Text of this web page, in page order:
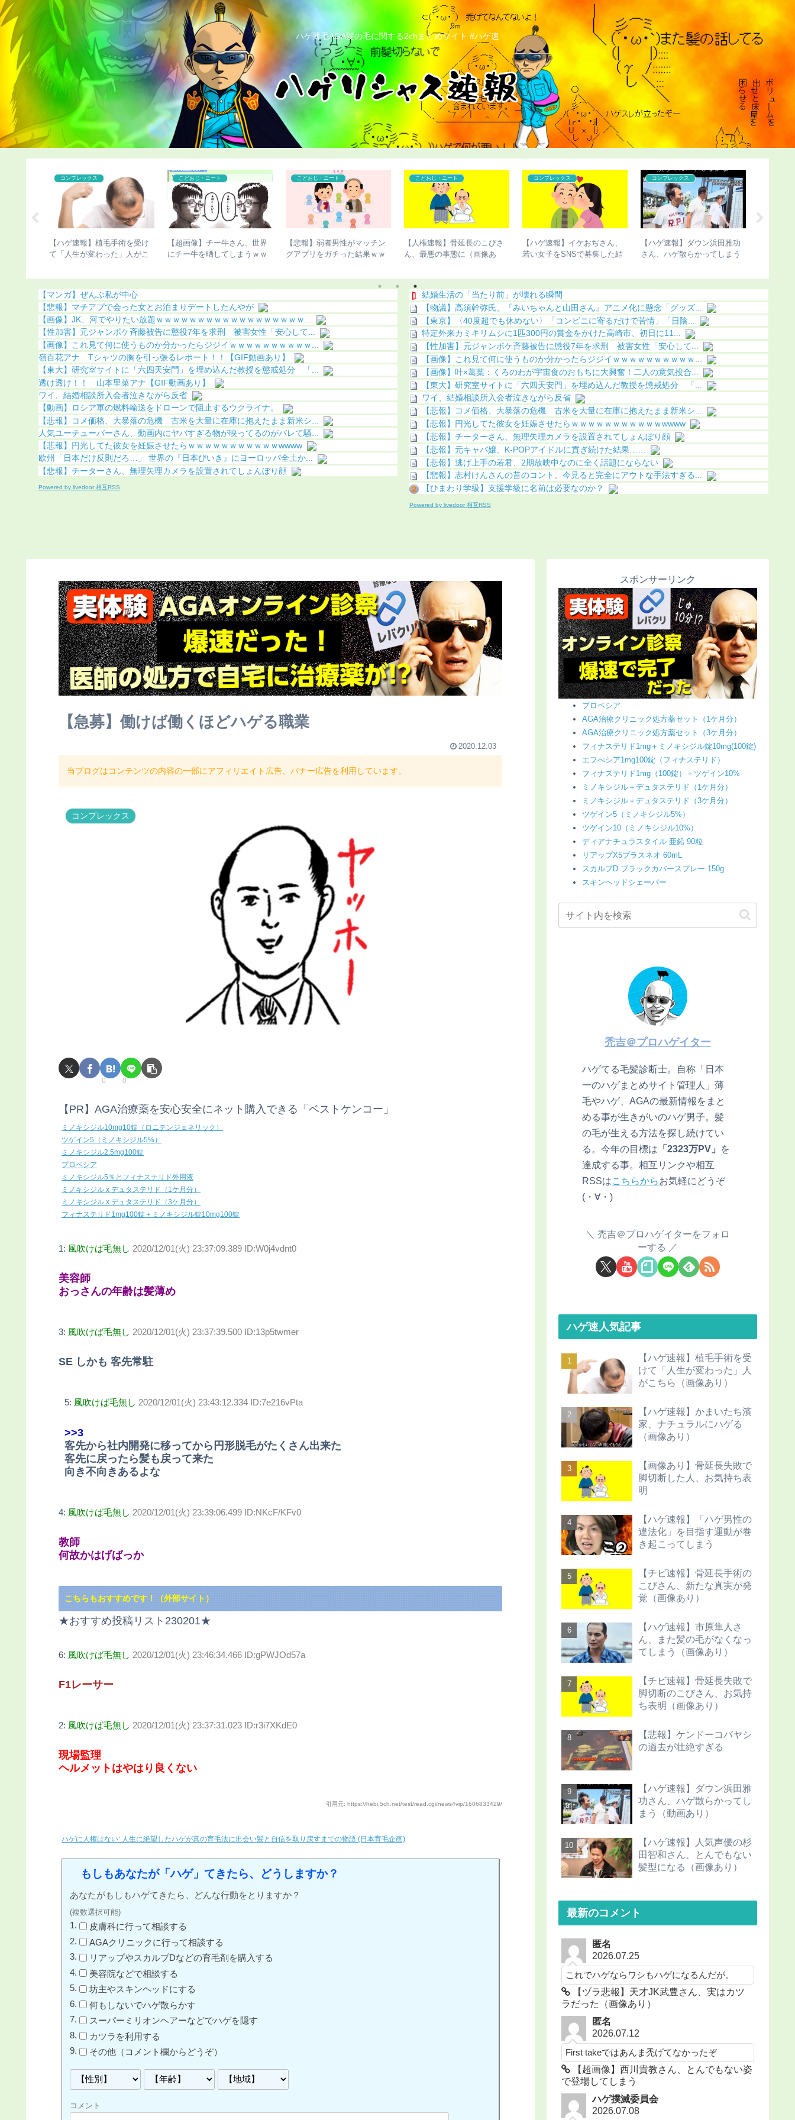
ハゲ薄毛AGA髪の毛に関する2chまとめサイト #ハゲ速
こどおじ・ニート
【チビ速報】骨延長したこび
さんのこの写真（画像あり）
こどおじ・ニート
【チビ速報】骨延長手術のこ
びさん、新たな真実が発覚
こどおじ・ニート
【チビ速報】骨延長失敗で脚
切断のこびさん、お気持ち表
コンプレックス
【ハゲ速報】藤井隆さん、地
味にハゲる（画像あり）
こどおじ・ニート
【ハゲ速報】ハゲたら人生終
了するという現実ｗｗｗ
コンプレックス
【ハゲ速報】「ハゲ男性の違
法化」を目指す運動が巻き起
【マンガ】ぜんぶ私が中心
【悲報】マチアプで会った女とお泊まりデートしたんやが
【画像】JK、河でやりたい放題ｗｗｗｗｗｗｗｗｗｗｗｗｗｗｗｗｗｗ...
【性加害】元ジャンポケ斉藤被告に懲役7年を求刑 被害女性「安心して...
【画像】これ見て何に使うものか分かったらジジイｗｗｗｗｗｗｗｗｗｗ...
嶺百花アナ Tシャツの胸を引っ張るレポート！！【GIF動画あり】
【東大】研究室サイトに「六四天安門」を埋め込んだ教授を懲戒処分 「...
透け透け！！ 山本里菜アナ【GIF動画あり】
ワイ、結婚相談所入会者泣きながら反省
【動画】ロシア軍の燃料輸送をドローンで阻止するウクライナ。
【悲報】コメ価格、大暴落の危機 古米を大量に在庫に抱えたまま新米シ...
人気ユーチューバーさん、動画内にヤバすぎる物が映ってるのがバレて騒...
【悲報】円光してた彼女を妊娠させたらｗｗｗｗｗｗｗｗｗｗｗwwww
欧州「日本だけ反則だろ…」 世界の『日本びいき』にヨーロッパ全土か...
【悲報】チーターさん、無理矢理カメラを設置されてしょんぼり顔
Powered by livedoor 相互RSS
結婚生活の「当たり前」が壊れる瞬間
【物議】高須幹弥氏、『みいちゃんと山田さん』アニメ化に懸念「グッズ...
【東京】〈40度超でも休めない〉「コンビニに寄るだけで苦情」「日陰...
特定外来カミキリムシに1匹300円の賞金をかけた高崎市、初日に11...
【性加害】元ジャンポケ斉藤被告に懲役7年を求刑 被害女性「安心して...
【画像】これ見て何に使うものか分かったらジジイｗｗｗｗｗｗｗｗｗｗ...
【画像】叶×葛葉：くろのわが宇宙食のおもちに大興奮！二人の意気投合...
【東大】研究室サイトに「六四天安門」を埋め込んだ教授を懲戒処分 「...
ワイ、結婚相談所入会者泣きながら反省
【悲報】コメ価格、大暴落の危機 古米を大量に在庫に抱えたまま新米シ...
【悲報】円光してた彼女を妊娠させたらｗｗｗｗｗｗｗｗｗｗｗwwww
【悲報】チーターさん、無理矢理カメラを設置されてしょんぼり顔
【悲報】元キャバ嬢、K-POPアイドルに貢ぎ続けた結果……
【悲報】逃げ上手の若君、2期放映中なのに全く話題にならない
【悲報】志村けんさんの昔のコント、今見ると完全にアウトな手法すぎる...
【ひまわり学級】支援学級に名前は必要なのか？
Powered by livedoor 相互RSS
【急募】働けば働くほどハゲる職業
2020.12.03
当ブログはコンテンツの内容の一部にアフィリエイト広告、バナー広告を利用しています。
コンプレックス
0 0
【PR】AGA治療薬を安心安全にネット購入できる「ベストケンコー」
ミノキシジル10mg10錠（ロニテンジェネリック）
ツゲイン5（ミノキシジル5%）
ミノキシジル2.5mg100錠
プロペシア
ミノキシジル5％とフィナステリド外用液
ミノキシジル x デュタステリド（1ケ月分）
ミノキシジル x デュタステリド（3ケ月分）
フィナステリド1mg100錠＋ミノキシジル錠10mg100錠
1: 風吹けば毛無し 2020/12/01(火) 23:37:09.389 ID:W0j4vdnt0
美容師
おっさんの年齢は髪薄め
3: 風吹けば毛無し 2020/12/01(火) 23:37:39.500 ID:13p5twmer
SE しかも 客先常駐
5: 風吹けば毛無し 2020/12/01(火) 23:43:12.334 ID:7e216vPta
>>3
客先から社内開発に移ってから円形脱毛がたくさん出来た
客先に戻ったら髪も戻って来た
向き不向きあるよな
4: 風吹けば毛無し 2020/12/01(火) 23:39:06.499 ID:NKcF/KFv0
教師
何故かはげばっか
こちらもおすすめです！（外部サイト）
★おすすめ投稿リスト230201★
6: 風吹けば毛無し 2020/12/01(火) 23:46:34.466 ID:gPWJOd57a
F1レーサー
2: 風吹けば毛無し 2020/12/01(火) 23:37:31.023 ID:r3i7XKdE0
現場監理
ヘルメットはやはり良くない
引用元: https://hebi.5ch.net/test/read.cgi/news4vip/1606833429/
ハゲに人権はない: 人生に絶望したハゲが真の育毛法に出会い髪と自信を取り戻すまでの物語 (日本育毛企画)
もしもあなたが「ハゲ」てきたら、どうしますか？
あなたがもしもハゲてきたら、どんな行動をとりますか？
(複数選択可能)
皮膚科に行って相談する
AGAクリニックに行って相談する
リアップやスカルプDなどの育毛剤を購入する
美容院などで相談する
坊主やスキンヘッドにする
何もしないでハゲ散らかす
スーパーミリオンヘアーなどでハゲを隠す
カツラを利用する
その他（コメント欄からどうぞ）
コメント
スポンサーリンク
プロペシア
AGA治療クリニック処方薬セット（1ケ月分）
AGA治療クリニック処方薬セット（3ケ月分）
フィナステリド1mg＋ミノキシジル錠10mg(100錠)
エフぺシア1mg100錠（フィナステリド）
フィナステリド1mg（100錠）＋ツゲイン10%
ミノキシジル＋デュタステリド（1ケ月分）
ミノキシジル＋デュタステリド（3ケ月分）
ツゲイン5（ミノキシジル5%）
ツゲイン10（ミノキシジル10%）
ディアナチュラスタイル 亜鉛 90粒
リアップX5プラスネオ 60mL
スカルプD ブラックカバースプレー 150g
スキンヘッドシェーバー
禿吉＠プロハゲイター
ハゲてる毛髪診断士。自称「日本
一のハゲまとめサイト管理人」薄
毛やハゲ、AGAの最新情報をまと
める事が生きがいのハゲ男子。髪
の毛が生える方法を探し続けてい
る。今年の目標は 「2323万PV」 を
達成する事。相互リンクや相互
RSSはこちらからお気軽にどうぞ
(・∀・)
禿吉＠プロハゲイターをフォロ
ーする
ハゲ速人気記事
【ハゲ速報】植毛手術を受
けて「人生が変わった」人
がこちら（画像あり）
【ハゲ速報】かまいたち濱
家、ナチュラルにハゲる
（画像あり）
【画像あり】骨延長失敗で
脚切断した人、お気持ち表
明
【ハゲ速報】「ハゲ男性の
違法化」を目指す運動が巻
き起こってしまう
【チビ速報】骨延長手術の
こびさん、新たな真実が発
覚（画像あり）
【ハゲ速報】市原隼人さ
ん、また髪の毛がなくなっ
てしまう（画像あり）
【チビ速報】骨延長失敗で
脚切断のこびさん、お気持
ち表明（画像あり）
【悲報】ケンドーコバヤシ
の過去が壮絶すぎる
【ハゲ速報】ダウン浜田雅
功さん、ハゲ散らかってし
まう（動画あり）
【ハゲ速報】人気声優の杉
田智和さん、とんでもない
髪型になる（画像あり）
最新のコメント
匿名
2026.07.25
これでハゲならワシもハゲになるんだが。
【ヅラ悲報】天才JK武豊さん、実はカツ
ラだった（画像あり）
匿名
2026.07.12
First takeではあんま禿げてなかったぞ
【超画像】西川貴教さん、とんでもない姿
で登場してしまう
ハゲ撲滅委員会
2026.07.08